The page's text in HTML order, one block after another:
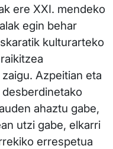
ere XXI. mendeko
egin behar
kulturarteko
Azpeitian eta
ahaztu gabe,
utzi gabe, elkarri
errespetua